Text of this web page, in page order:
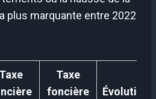
plus marquante entre 2022
Taxe
Taxe
foncière
Évolution